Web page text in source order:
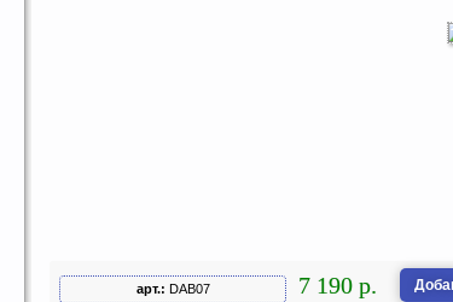
арт.: DAB07 7 190 р.